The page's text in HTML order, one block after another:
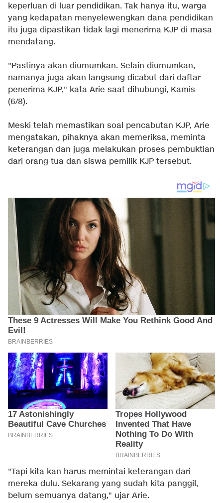
keperluan di luar pendidikan. Tak hanya itu, warga
yang kedapatan menyelewengkan dana pendidikan
itu juga dipastikan tidak lagi menerima KJP di masa
mendatang.
"Pastinya akan diumumkan. Selain diumumkan,
namanya juga akan langsung dicabut dari daftar
penerima KJP," kata Arie saat dihubungi, Kamis
(6/8).
Meski telah memastikan soal pencabutan KJP, Arie
mengatakan, pihaknya akan memeriksa, meminta
keterangan dan juga melakukan proses pembuktian
dari orang tua dan siswa pemilik KJP tersebut.
"Tapi kita kan harus memintai keterangan dari
mereka dulu. Sekarang yang sudah kita panggil,
belum semuanya datang," ujar Arie.